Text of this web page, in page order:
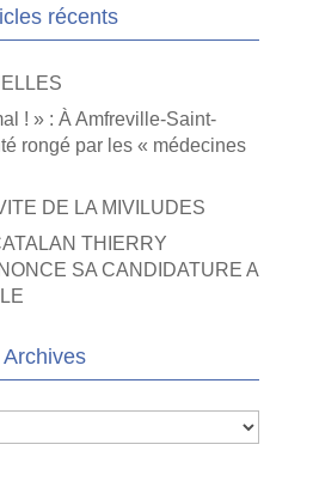
récents
! » : À Amfreville-Saint-
rongé par les « médecines
DE LA MIVILUDES
THIERRY
SA CANDIDATURE A
Archives